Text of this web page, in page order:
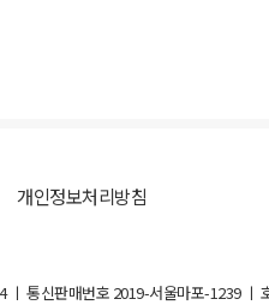
개인정보처리방침
ㅣ 통신판매번호 2019-서울마포-1239 ㅣ